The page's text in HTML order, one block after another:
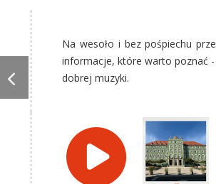
Na wesoło i bez pośpiechu
informacje, które warto poznać
dobrej muzyki.